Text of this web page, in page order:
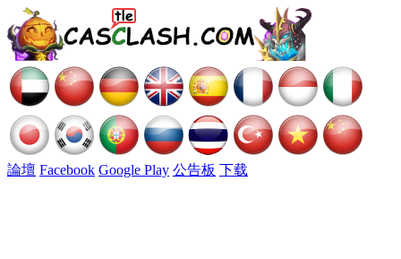
論壇 Facebook Google Play 公告板 下载